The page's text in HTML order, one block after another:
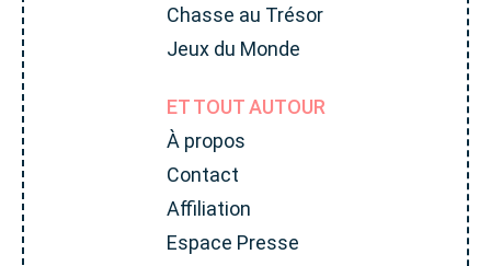
Chasse au Trésor
Jeux du Monde
ET TOUT AUTOUR
À propos
Contact
Affiliation
Espace Presse